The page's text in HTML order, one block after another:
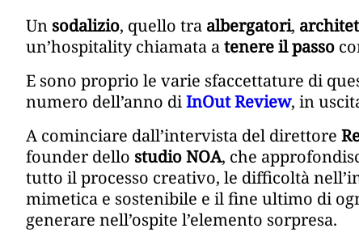
Un sodalizio, quello tra albergatori,
un’hospitality chiamata atenere il passo
E sono proprio le varie sfaccettature di
numero dell’anno diInOut Review, in
A cominciare dall’intervista del direttore
founder dello studio NOA, che
tutto il processo creativo, le difficoltà
mimetica e sostenibile e il fine ultimo di
generare nell’ospite l’elemento sorpresa.